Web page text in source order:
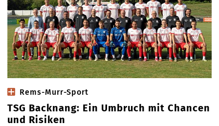
Rems-Murr-Sport
TSG Backnang: Ein Umbruch mit Chancen
und Risiken